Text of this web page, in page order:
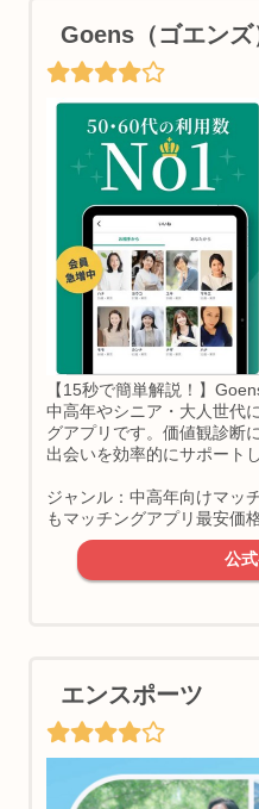
Goens（ゴエンズ
【15秒で簡単解説！】
中高年やシニア・大人世代
グアプリです。価値観診断
出会いを効率的にサポートし
ジャンル：中高年向けマ
もマッチングアプリ最安価
公
エンスポーツ